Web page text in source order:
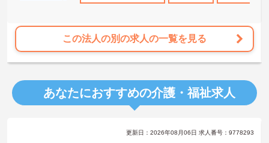
この法人の別の求人の一覧を見る
あなたにおすすめの介護・福祉求人
更新日：2026年08月06日 求人番号：9778293